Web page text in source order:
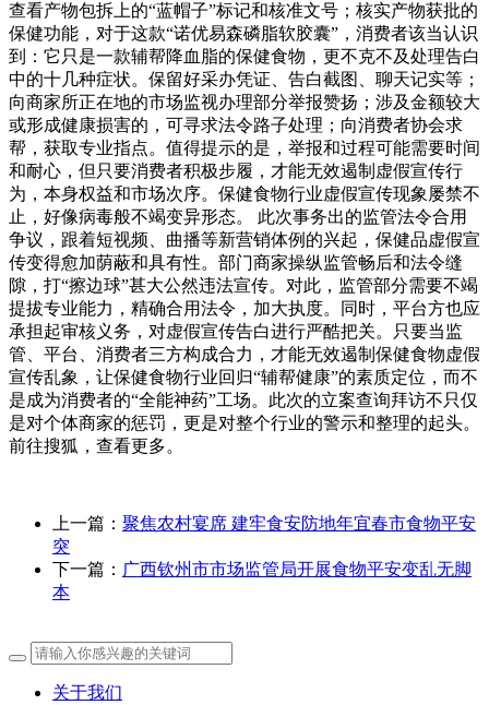
查看产物包拆上的“蓝帽子”标记和核准文号；核实产物获批的
保健功能，对于这款“诺优易森磷脂软胶囊”，消费者该当认识
到：它只是一款辅帮降血脂的保健食物，更不克不及处理告白
中的十几种症状。保留好采办凭证、告白截图、聊天记实等；
向商家所正在地的市场监视办理部分举报赞扬；涉及金额较大
或形成健康损害的，可寻求法令路子处理；向消费者协会求
帮，获取专业指点。值得提示的是，举报和过程可能需要时间
和耐心，但只要消费者积极步履，才能无效遏制虚假宣传行
为，本身权益和市场次序。保健食物行业虚假宣传现象屡禁不
止，好像病毒般不竭变异形态。 此次事务出的监管法令合用
争议，跟着短视频、曲播等新营销体例的兴起，保健品虚假宣
传变得愈加荫蔽和具有性。部门商家操纵监管畅后和法令缝
隙，打“擦边球”甚大公然违法宣传。对此，监管部分需要不竭
提拔专业能力，精确合用法令，加大执度。同时，平台方也应
承担起审核义务，对虚假宣传告白进行严酷把关。只要当监
管、平台、消费者三方构成合力，才能无效遏制保健食物虚假
宣传乱象，让保健食物行业回归“辅帮健康”的素质定位，而不
是成为消费者的“全能神药”工场。此次的立案查询拜访不只仅
是对个体商家的惩罚，更是对整个行业的警示和整理的起头。
前往搜狐，查看更多。
上一篇： 聚焦农村宴席 建牢食安防地年宜春市食物平安
突
下一篇： 广西钦州市市场监管局开展食物平安变乱无脚
本
关于我们